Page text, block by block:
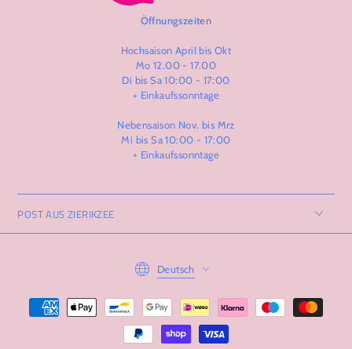
Öffnungszeiten
Hochsaison April bis Okt
Mo 12.00 - 17.00
Di bis Sa 10:00 - 17:00
+ Einkaufssonntage
Nebensaison Nov. bis Mrz
Mi bis Sa 10:00 - 17:00
+ Einkaufssonntage
POST AUS ZIERIKZEE
Language
Deutsch
Zahlungsmöglichkeiten